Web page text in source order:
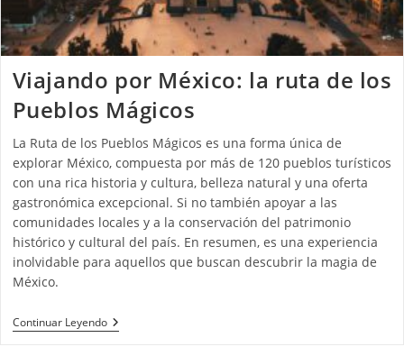
Viajando por México: la ruta de los
Pueblos Mágicos
La Ruta de los Pueblos Mágicos es una forma única de
explorar México, compuesta por más de 120 pueblos turísticos
con una rica historia y cultura, belleza natural y una oferta
gastronómica excepcional. Si no también apoyar a las
comunidades locales y a la conservación del patrimonio
histórico y cultural del país. En resumen, es una experiencia
inolvidable para aquellos que buscan descubrir la magia de
México.
Continuar Leyendo